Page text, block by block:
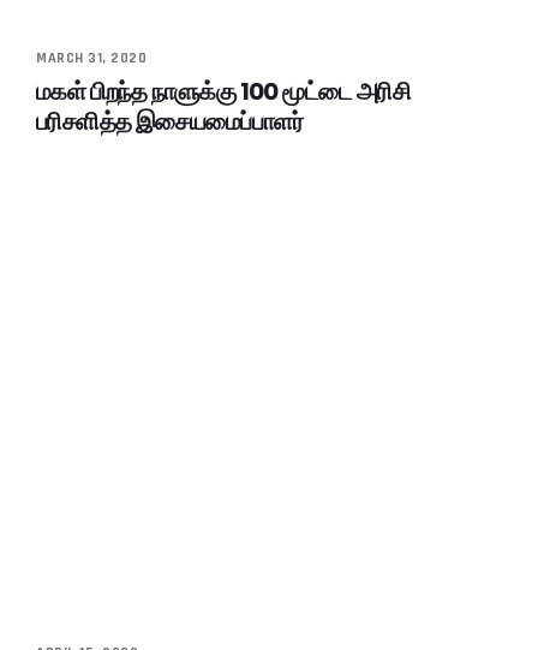
MARCH 31, 2020
மகள் பிறந்த நாளுக்கு 100 மூட்டை அரிசி
பரிசளித்த இசையமைப்பாளர்